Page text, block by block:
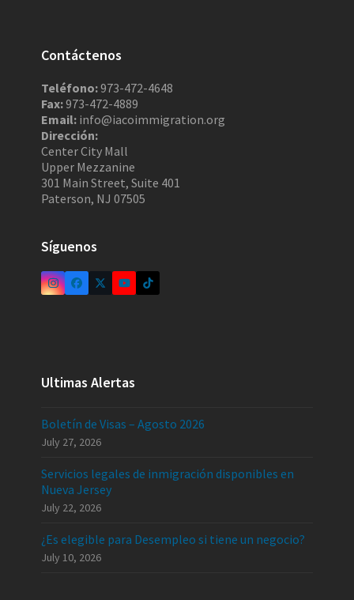
Contáctenos
Teléfono:973-472-4648
Fax:973-472-4889
Email: info@iacoimmigration.org
Dirección:
Center City Mall
Upper Mezzanine
301 Main Street, Suite 401
Paterson, NJ 07505
Síguenos
Ultimas Alertas
Boletín de Visas – Agosto 2026
July 27, 2026
Servicios legales de inmigración disponibles en
Nueva Jersey
July 22, 2026
¿Es elegible para Desempleo si tiene un negocio?
July 10, 2026